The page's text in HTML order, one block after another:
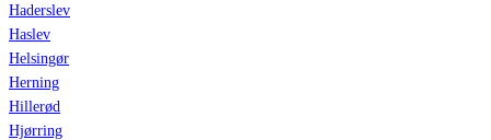
Haderslev
Haslev
Helsingør
Herning
Hillerød
Hjørring